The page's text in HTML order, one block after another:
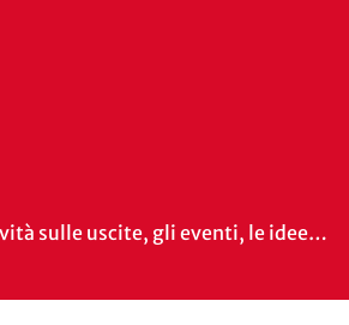
sulle uscite, gli eventi, le idee…